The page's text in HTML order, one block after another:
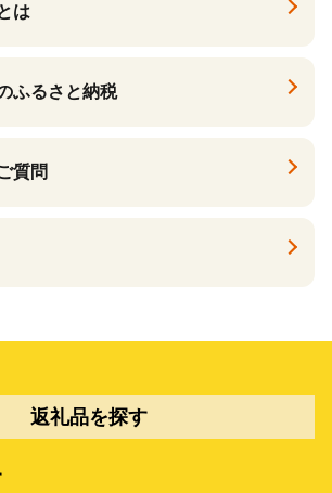
は
ふるさと納税
質問
返礼品を探す